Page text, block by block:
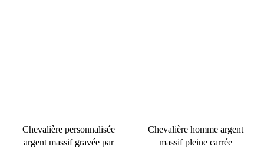
Chevalière personnalisée
argent massif gravée par
Chevalière homme argent
massif pleine carrée